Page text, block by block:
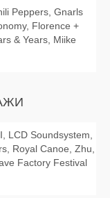
Peppers, Gnarls
Florence +
& Years, Miike
LCD Soundsystem,
Royal Canoe, Zhu,
Factory Festival